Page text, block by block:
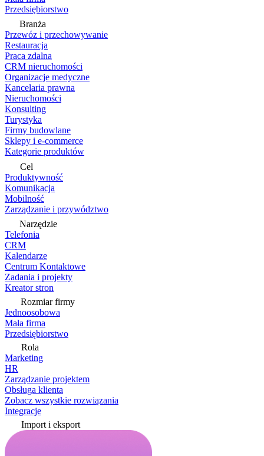
Przedsiębiorstwo
Branża
Przewóz i przechowywanie
Restauracja
Praca zdalna
CRM nieruchomości
Organizacje medyczne
Kancelaria prawna
Nieruchomości
Konsulting
Turystyka
Firmy budowlane
Sklepy i e-commerce
Kategorie produktów
Cel
Produktywność
Komunikacja
Mobilność
Zarządzanie i przywództwo
Narzędzie
Telefonia
CRM
Kalendarze
Centrum Kontaktowe
Zadania i projekty
Kreator stron
Rozmiar firmy
Jednoosobowa
Mała firma
Przedsiębiorstwo
Rola
Marketing
HR
Zarządzanie projektem
Obsługa klienta
Zobacz wszystkie rozwiązania
Integracje
Import i eksport